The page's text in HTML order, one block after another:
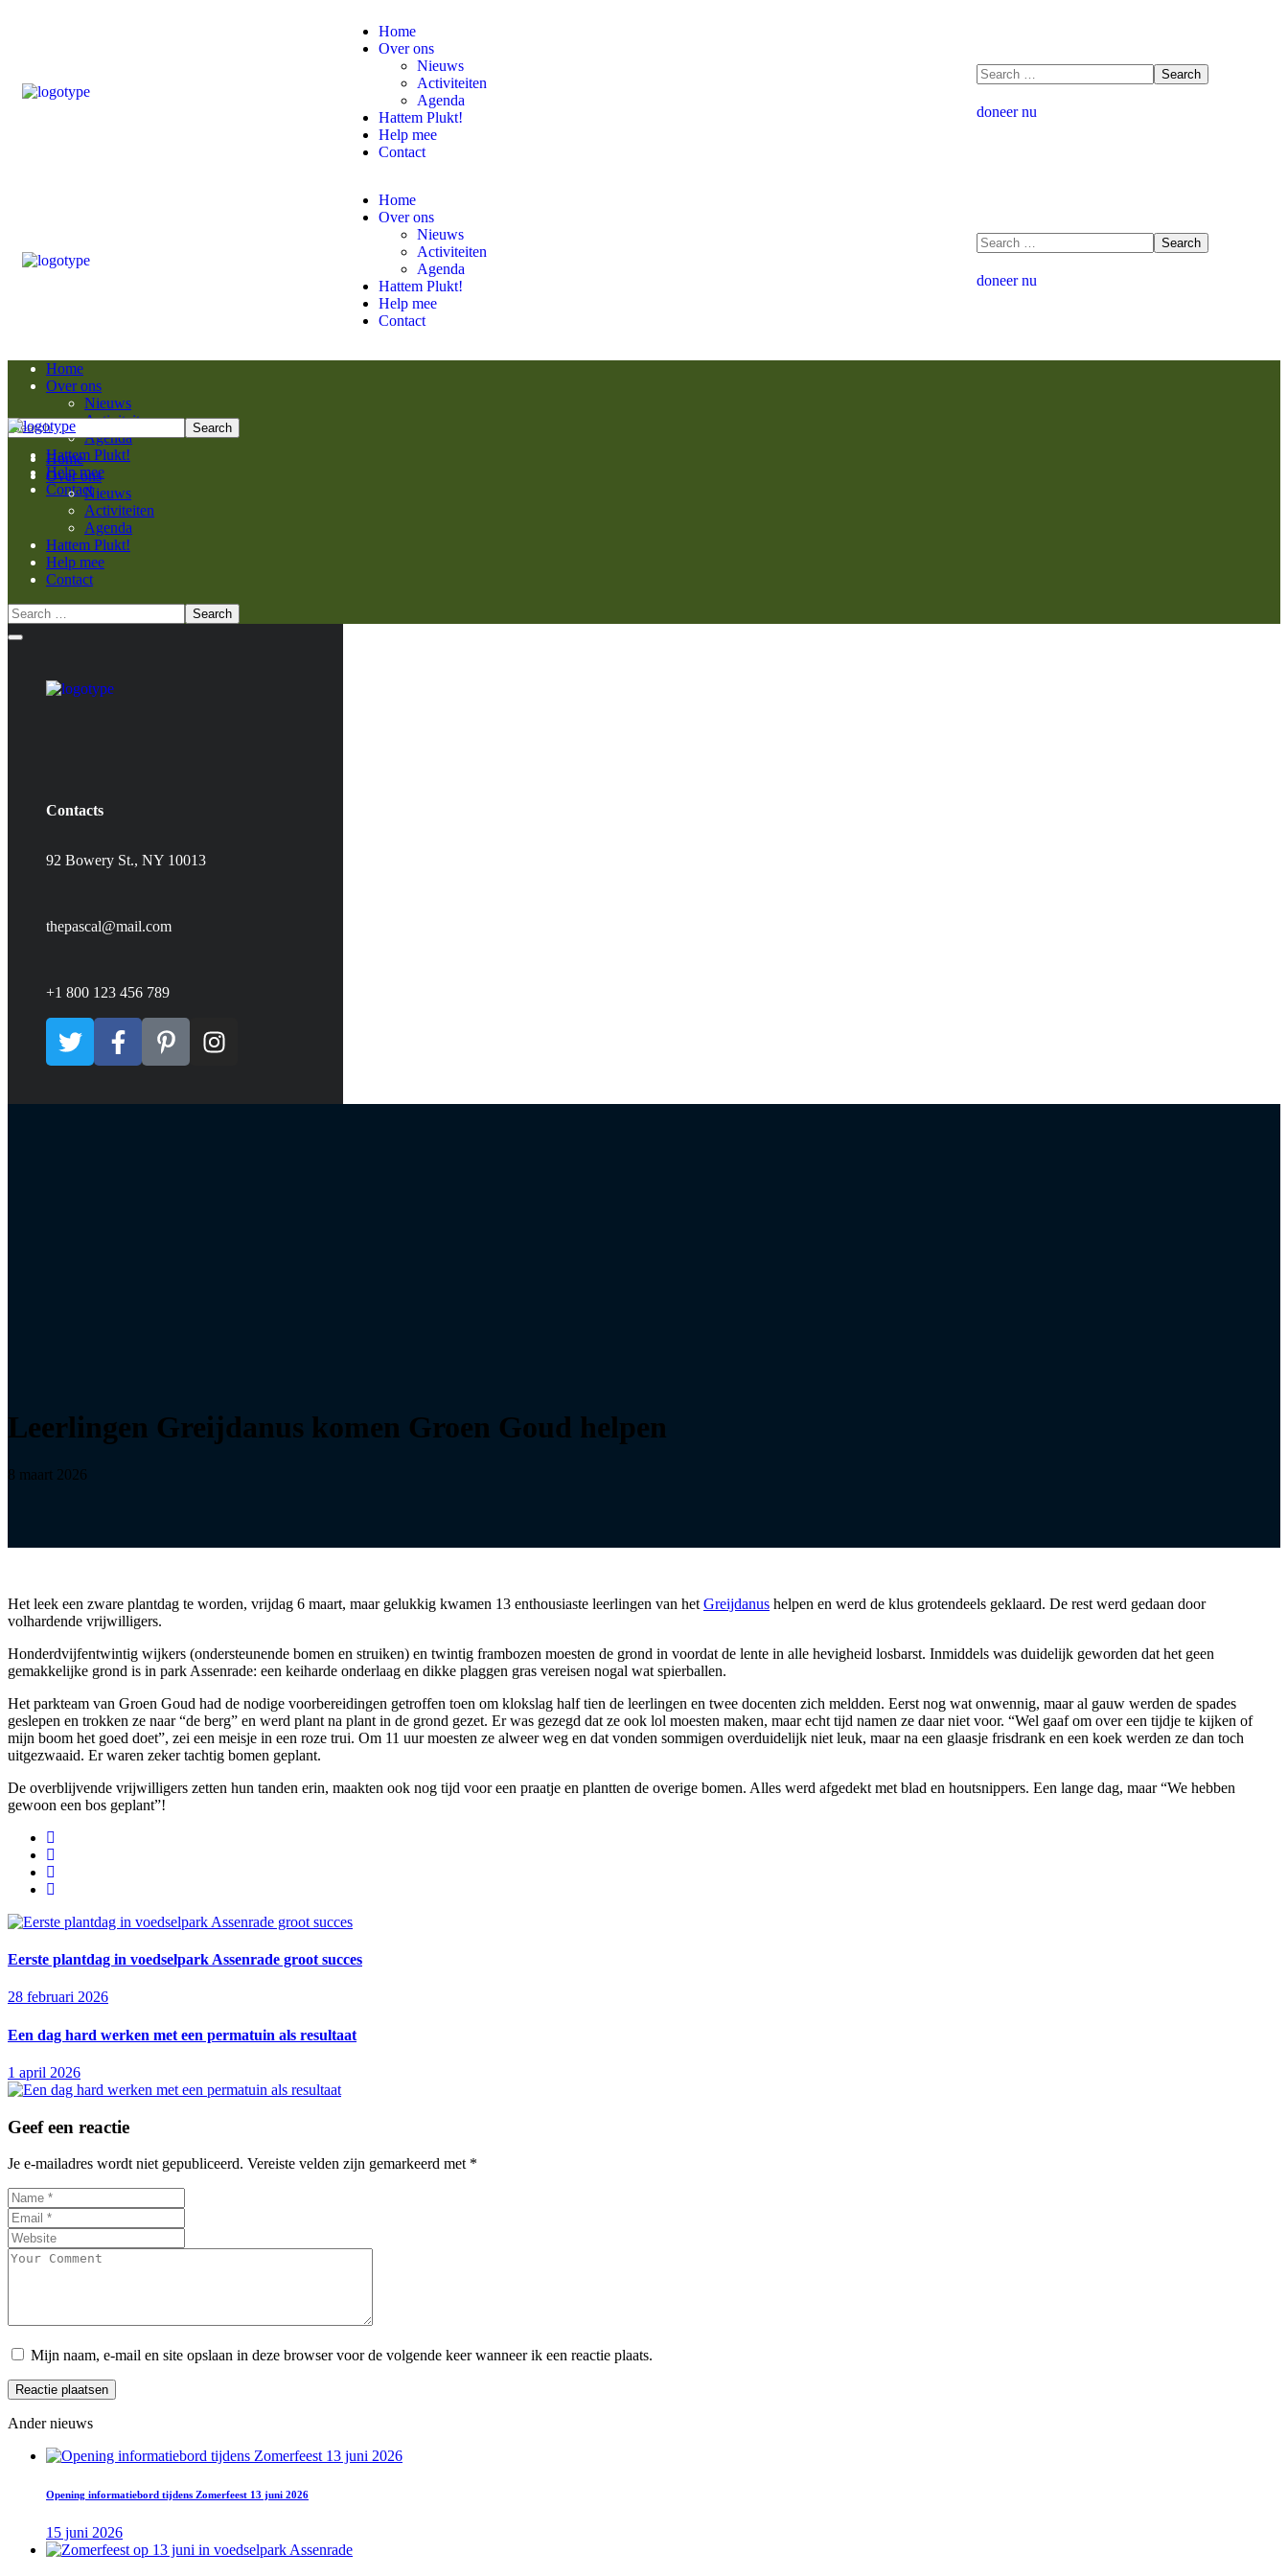
Home
Over ons
Nieuws
Activiteiten
Agenda
Hattem Plukt!
Help mee
Contact
doneer nu
Home
Over ons
Nieuws
Activiteiten
Agenda
Hattem Plukt!
Help mee
Contact
doneer nu
Home
Over ons
Nieuws
Activiteiten
Agenda
Hattem Plukt!
Help mee
Contact
Home
Over ons
Nieuws
Activiteiten
Agenda
Hattem Plukt!
Help mee
Contact
Contacts
92 Bowery St., NY 10013
thepascal@mail.com
+1 800 123 456 789
Leerlingen Greijdanus komen Groen Goud helpen
8 maart 2026
Het leek een zware plantdag te worden, vrijdag 6 maart, maar gelukkig kwamen 13 enthousiaste leerlingen van het Greijdanus helpen en werd de klus grotendeels geklaard. De rest werd gedaan door
volhardende vrijwilligers.
Honderdvijfentwintig wijkers (ondersteunende bomen en struiken) en twintig frambozen moesten de grond in voordat de lente in alle hevigheid losbarst. Inmiddels was duidelijk geworden dat het geen
gemakkelijke grond is in park Assenrade: een keiharde onderlaag en dikke plaggen gras vereisen nogal wat spierballen.
Het parkteam van Groen Goud had de nodige voorbereidingen getroffen toen om klokslag half tien de leerlingen en twee docenten zich meldden. Eerst nog wat onwennig, maar al gauw werden de spades
geslepen en trokken ze naar “de berg” en werd plant na plant in de grond gezet. Er was gezegd dat ze ook lol moesten maken, maar echt tijd namen ze daar niet voor. “Wel gaaf om over een tijdje te kijken of
mijn boom het goed doet”, zei een meisje in een roze trui. Om 11 uur moesten ze alweer weg en dat vonden sommigen overduidelijk niet leuk, maar na een glaasje frisdrank en een koek werden ze dan toch
uitgezwaaid. Er waren zeker tachtig bomen geplant.
De overblijvende vrijwilligers zetten hun tanden erin, maakten ook nog tijd voor een praatje en plantten de overige bomen. Alles werd afgedekt met blad en houtsnippers. Een lange dag, maar “We hebben
gewoon een bos geplant”!
Eerste plantdag in voedselpark Assenrade groot succes
28 februari 2026
Een dag hard werken met een permatuin als resultaat
1 april 2026
Geef een reactie
Je e-mailadres wordt niet gepubliceerd. Vereiste velden zijn gemarkeerd met *
Mijn naam, e-mail en site opslaan in deze browser voor de volgende keer wanneer ik een reactie plaats.
Ander nieuws
Opening informatiebord tijdens Zomerfeest 13 juni 2026
15 juni 2026